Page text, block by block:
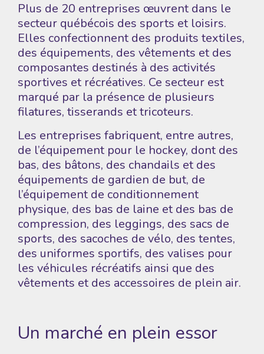
Plus de 20 entreprises œuvrent dans le
secteur québécois des sports et loisirs.
Elles confectionnent des produits textiles,
des équipements, des vêtements et des
composantes destinés à des activités
sportives et récréatives. Ce secteur est
marqué par la présence de plusieurs
filatures, tisserands et tricoteurs.
Les entreprises fabriquent, entre autres,
de l’équipement pour le hockey, dont des
bas, des bâtons, des chandails et des
équipements de gardien de but, de
l’équipement de conditionnement
physique, des bas de laine et des bas de
compression, des leggings, des sacs de
sports, des sacoches de vélo, des tentes,
des uniformes sportifs, des valises pour
les véhicules récréatifs ainsi que des
vêtements et des accessoires de plein air.
Un marché en plein essor